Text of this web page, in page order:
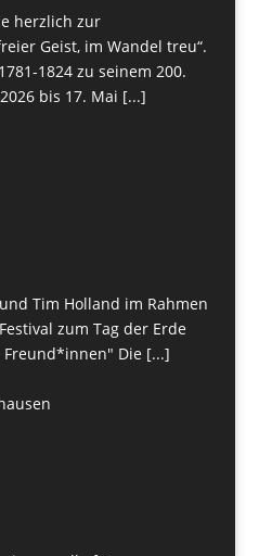
herzlich zur
Geist, im Wandel treu“.
1824 zu seinem 200.
bis 17. Mai [...]
Tim Holland im Rahmen
zum Tag der Erde
Freund*innen" Die [...]